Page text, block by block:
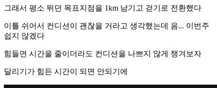
그래서 평소 뛰던 목표지점을 1km 남기고 걷기로 전환했다
이틀 쉬어서 컨디션이 괜찮을 거라고 생각했는데 음... 이번주
쉽지 않겠다
힘들면 시간을 줄이더라도 컨디션을 나쁘지 않게 챙겨보자
달리기가 힘든 시간이 되면 안되기에